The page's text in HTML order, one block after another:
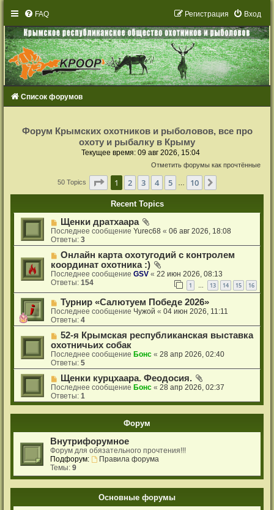
FAQ Вход
Регистрация
Список форумов
я
Форум Крымских охотников и рыболовов, все про
охоту и рыбалку в Крыму
Текущее время: 09 авг 2026, 15:04
Отметить форумы как прочтённые
50 Topics Страница из 10
1 2 3 4 5 10
Recent Topics
Щенки дратхаара
Последнее сообщениеYurec68 «06 авг 2026, 18:08
Ответы:3
Онлайн карта охотугодий с контролем
координат охотника :)
Последнее сообщениеGSV «22 июн 2026, 08:13
Ответы:154 1 … 13 14 15 16
Турнир «Салютуем Победе 2026»
Последнее сообщение Чужой «04 июн 2026, 11:11
Ответы:4
52-я Крымская республиканская выставка
охотничьих собак
Последнее сообщение Бонс «28 апр 2026, 02:40
Ответы:5
Щенки курцхаара. Феодосия.
Последнее сообщение Бонс «28 апр 2026, 02:37
Ответы:1
Форум
Внутрифорумное
Форум для обязательного прочтения!!!
Подфорум:
Правила форума
Темы:9
Основные форумы